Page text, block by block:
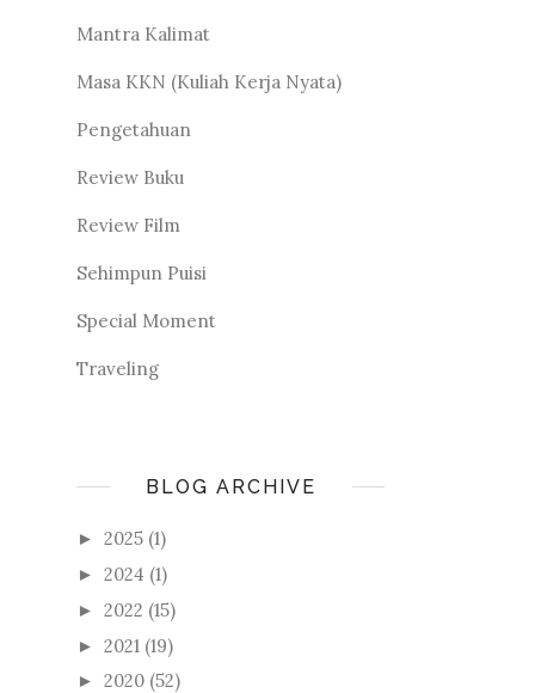
Mantra Kalimat
Masa KKN (Kuliah Kerja Nyata)
Pengetahuan
Review Buku
Review Film
Sehimpun Puisi
Special Moment
Traveling
BLOG ARCHIVE
► 2025 (1)
► 2024 (1)
► 2022 (15)
► 2021 (19)
► 2020 (52)